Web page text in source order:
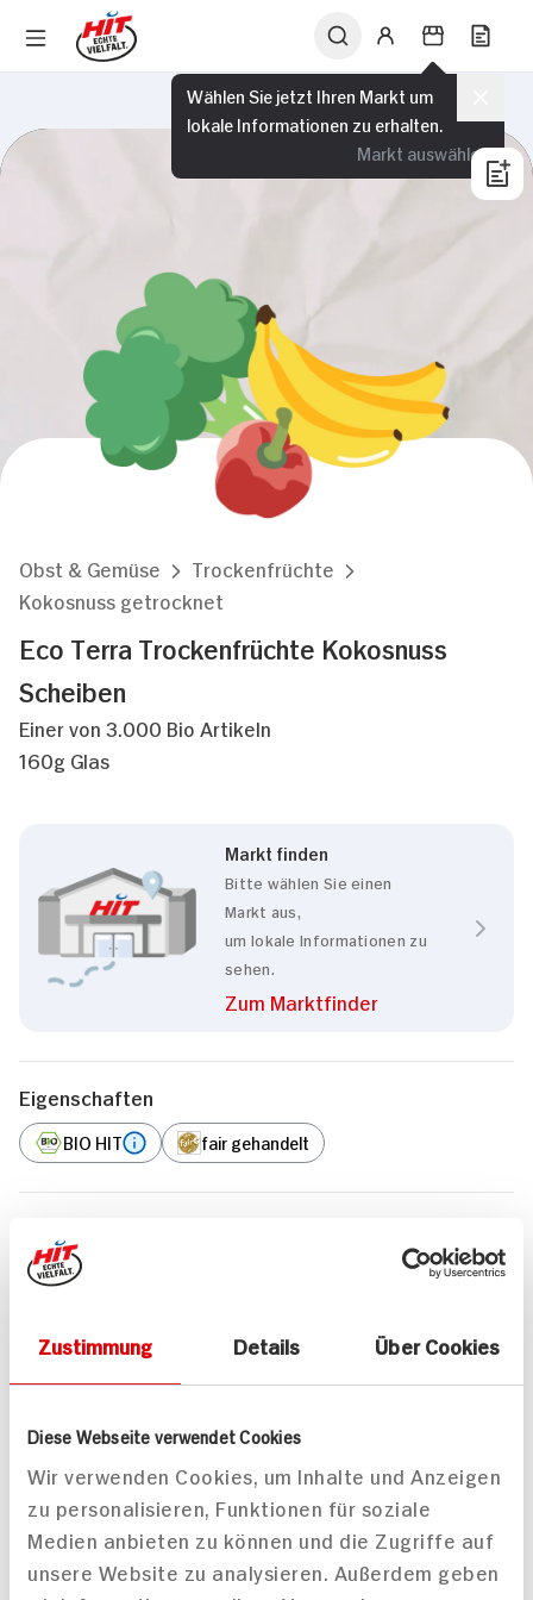
Zustimmung Details Über Cookies
Diese Webseite verwendet Cookies
Wir verwenden Cookies, um Inhalte und Anzeigen
zu personalisieren, Funktionen für soziale
Medien anbieten zu können und die Zugriffe auf
unsere Website zu analysieren. Außerdem geben
Wählen Sie jetzt Ihren Markt um
lokale Informationen zu erhalten.
Markt auswählen
Obst & Gemüse
Trockenfrüchte
Kokosnuss getrocknet
Eco Terra Trockenfrüchte Kokosnuss
Scheiben
Einer von 3.000 Bio Artikeln
160g Glas
Markt finden
Bitte wählen Sie einen
Markt aus,
um lokale Informationen zu
sehen.
Zum Marktfinder
Eigenschaften
BIO HIT fair gehandelt